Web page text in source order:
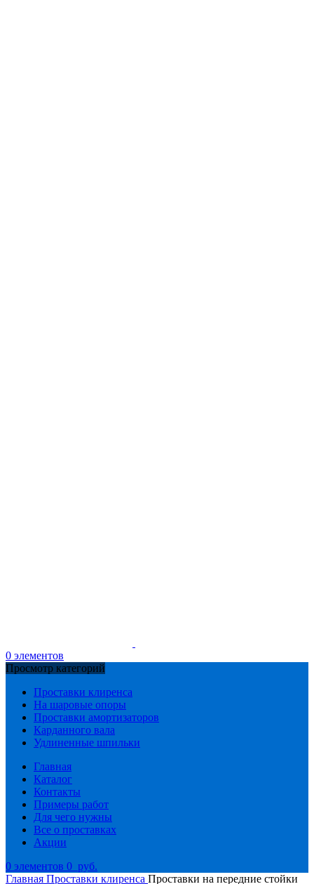
0 элементов
Просмотр категорий
Проставки клиренса
На шаровые опоры
Проставки амортизаторов
Карданного вала
Удлиненные шпильки
Главная
Каталог
Контакты
Примеры работ
Для чего нужны
Все о проставках
Акции
0 элементов 0 руб.
Главная Проставки клиренса Проставки на передние стойки